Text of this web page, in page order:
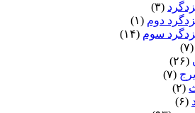
(۳)
دوم (۱)
سوم (۱۴)
(۷)
(۲۶)
ایرج (۷)
(۲)
(۶)